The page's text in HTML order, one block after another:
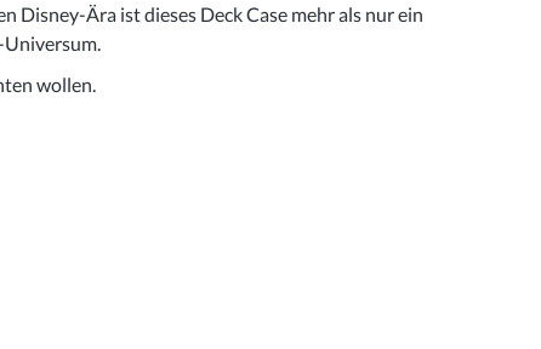
Disney-Ära ist dieses Deck Case mehr als nur ein
wollen.